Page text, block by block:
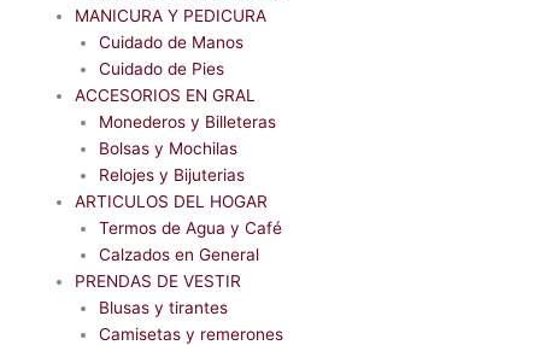
MANICURA Y PEDICURA
Cuidado de Manos
Cuidado de Pies
ACCESORIOS EN GRAL
Monederos y Billeteras
Bolsas y Mochilas
Relojes y Bijuterias
ARTICULOS DEL HOGAR
Termos de Agua y Café
Calzados en General
PRENDAS DE VESTIR
Blusas y tirantes
Camisetas y remerones